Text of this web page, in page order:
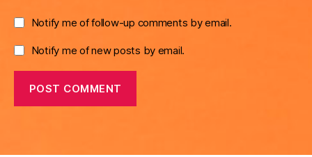
Notify me of follow-up comments by email.
Notify me of new posts by email.